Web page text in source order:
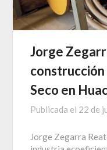
Jorge
Seco en
Publicada el 22 de
Jorge Zegarra